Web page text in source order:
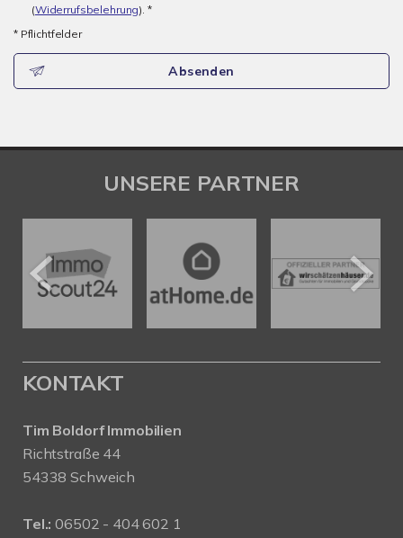
(Widerrufsbelehrung). *
* Pflichtfelder
Absenden
UNSERE PARTNER
KONTAKT
Tim Boldorf Immobilien
Richtstraße 44
54338 Schweich
Tel.: 06502 - 404 602 1